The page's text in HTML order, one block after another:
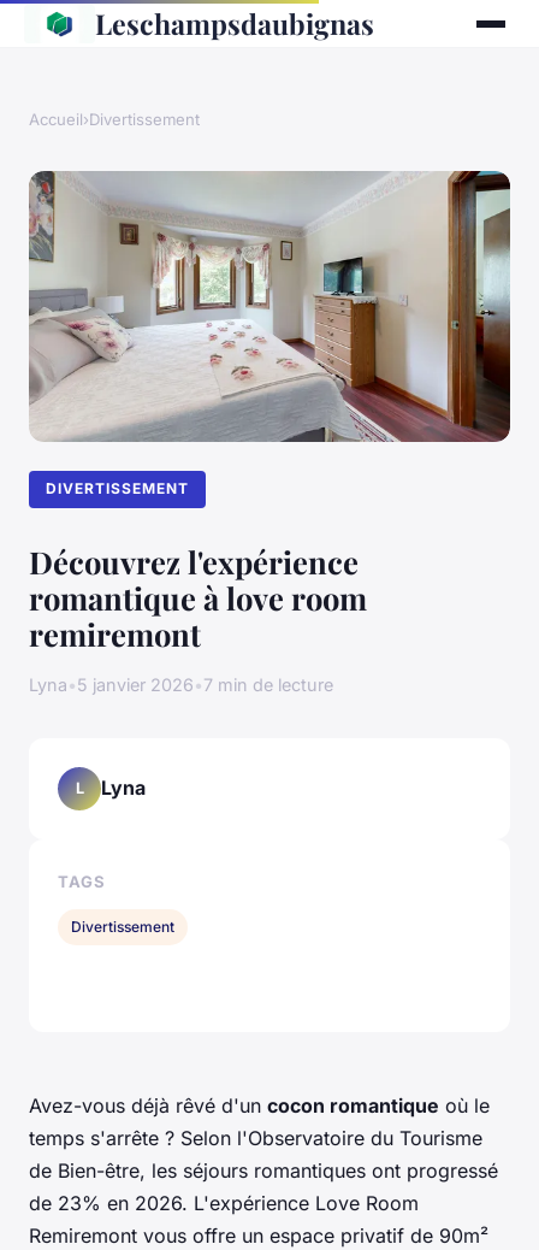
Leschampsdaubignas
Accueil›Divertissement
DIVERTISSEMENT
Découvrez l'expérience
romantique à love room
remiremont
Lyna•5 janvier 2026•7 min de lecture
Avez-vous déjà rêvé d'un cocon romantique où le
temps s'arrête ? Selon l'Observatoire du Tourisme
de Bien-être, les séjours romantiques ont progressé
de 23% en 2026. L'expérience Love Room
Remiremont vous offre un espace privatif de 90m²
L Lyna
TAGS
Divertissement